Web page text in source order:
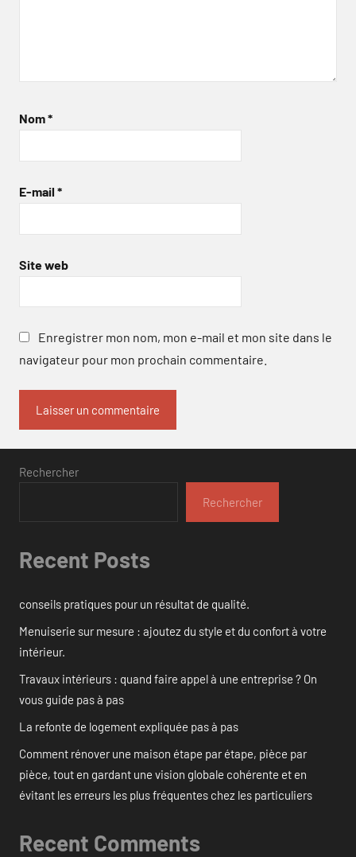
Nom*
E-mail *
Site web
Enregistrer mon nom, mon e-mail et mon site dans le
navigateur pour mon prochain commentaire.
Rechercher
Rechercher
Recent Posts
conseils pratiques pour un résultat de qualité.
Menuiserie sur mesure : ajoutez du style et du confort à votre
intérieur.
Travaux intérieurs : quand faire appel à une entreprise ? On
vous guide pas à pas
La refonte de logement expliquée pas à pas
Comment rénover une maison étape par étape, pièce par
pièce, tout en gardant une vision globale cohérente et en
évitant les erreurs les plus fréquentes chez les particuliers
Recent Comments